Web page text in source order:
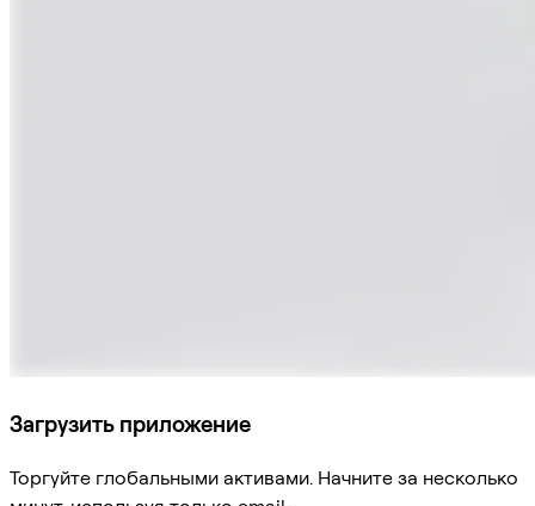
Загрузить приложение
Торгуйте глобальными активами. Начните за несколько